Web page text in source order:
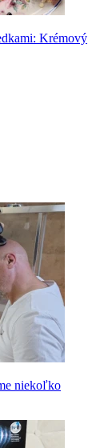
Krémový
niekoľko